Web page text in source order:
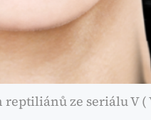
ze seriálu V (